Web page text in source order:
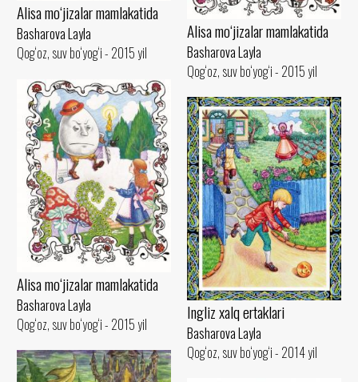
Alisa mo‘jizalar mamlakatida
Basharova Layla
Qog‘oz, suv bo‘yog‘i - 2015 yil
Alisa mo‘jizalar mamlakatida
Basharova Layla
Qog‘oz, suv bo‘yog‘i - 2015 yil
Alisa mo‘jizalar mamlakatida
Basharova Layla
Qog‘oz, suv bo‘yog‘i - 2015 yil
Ingliz xalq ertaklari
Basharova Layla
Qog‘oz, suv bo‘yog‘i - 2014 yil